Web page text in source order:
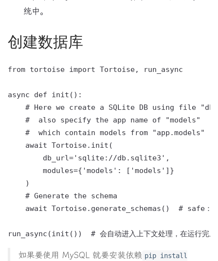
统中。
创建数据库
from tortoise import Tortoise, run_async
async def init():
# Here we create a SQLite DB using file
    #  also specify the app name of "models"
    #  which contain models from "app.models"
    await Tortoise.init(
        db_url='sqlite://db.sqlite3',
        modules={'models': ['models']}
    )
    # Generate the schema
await Tortoise.generate_schemas()  # safe：仅
如果要使用 MySQL 就要安装依赖 pip install